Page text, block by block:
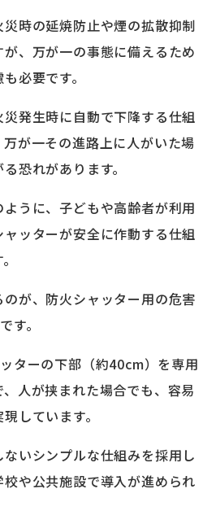
時の延焼防止や煙の拡散抑制
、万が一の事態に備えるため
必要です。
発生時に自動で下降する仕組
が一その進路上に人がいた場
恐れがあります。
うに、子どもや高齢者が利用
ッターが安全に作動する仕組
が、防火シャッター用の危害
す。
ターの下部（約40cm）を専用
人が挟まれた場合でも、容易
しています。
いシンプルな仕組みを採用し
や公共施設で導入が進められ